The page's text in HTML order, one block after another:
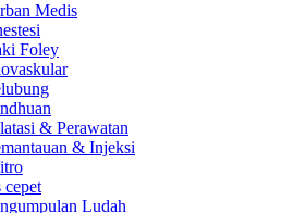
Medis
Foley
& Perawatan
& Injeksi
cepet
Ludah